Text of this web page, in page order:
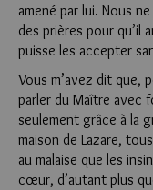
amené par lui. Nous
des prières pour qu’il
puisse les accepter
Vous m’avez dit que,
parler du Maître avec
seulement grâce à la
maison de Lazare,
au malaise que les
cœur, d’autant plus